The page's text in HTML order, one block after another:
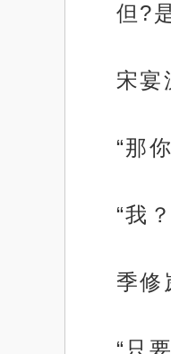
但?
宋宴
“那
“我
季修
“只